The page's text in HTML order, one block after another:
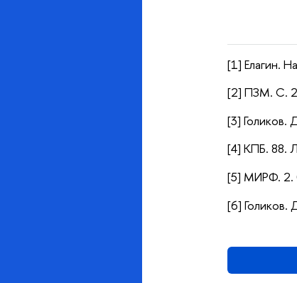
[1] Елагин.
[2] ПЗМ. С.
[3]
[4] КПБ. 88.
[5] МИРФ. 2.
[6] Голиков.